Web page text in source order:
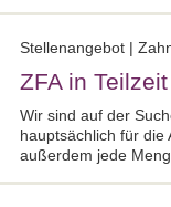
Stellenangebot |
ZFA in
Wir sind auf der
hauptsächlich für die
außerdem jede